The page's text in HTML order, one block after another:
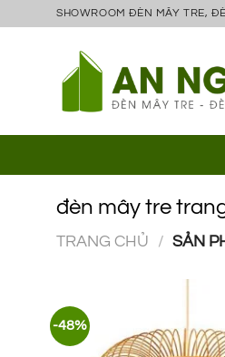
SHOWROOM ĐÈN MÂY TRE,
đèn mây tre
TRANG CHỦ / SẢN
-48%